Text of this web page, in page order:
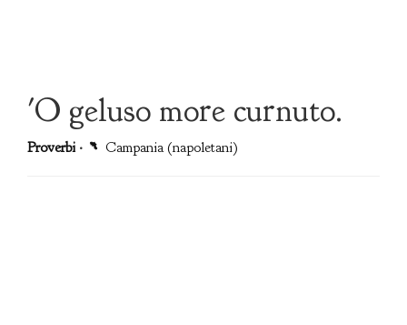
'O geluso more curnuto.
Proverbi · Campania (napoletani)